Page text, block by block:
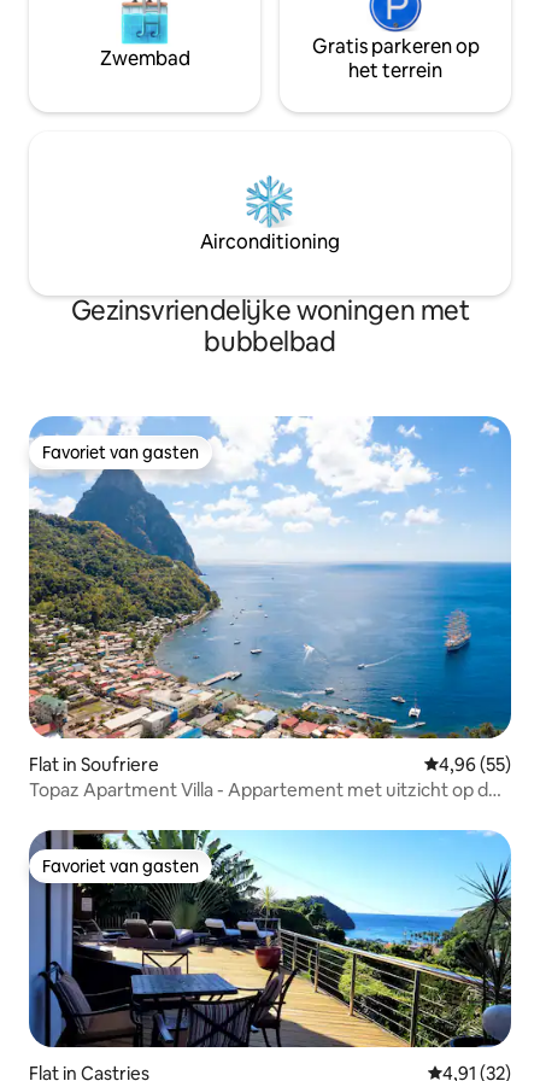
Zwembad
Gratis parkeren op
het terrein
Airconditioning
Gezinsvriendelijke woningen met
bubbelbad
Favoriet van gasten
Favoriet van gasten
Flat in Soufriere Gemiddelde
4,96 (55)
Topaz Apartment Villa - Appartement met uitzicht op de
Favoriet van gasten
Favoriet van gasten
Flat in Castries Gemiddelde
4,91 (32)